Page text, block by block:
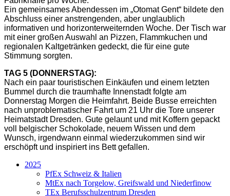
Ein gemeinsames Abendessen im „Otomat Gent“ bildete den
Abschluss einer anstrengenden, aber unglaublich
informativen und horizonterweiternden Woche. Der Tisch war
mit einer großen Auswahl an Pizzen, Flammkuchen und
regionalen Kaltgetränken gedeckt, die für eine gute
Stimmung sorgten.
TAG 5 (DONNERSTAG):
Nach ein paar touristischen Einkäufen und einem letzten
Bummel durch die traumhafte Innenstadt folgte am
Donnerstag Morgen die Heimfahrt. Beide Busse erreichten
nach unproblematischer Fahrt um 21 Uhr die Tore unserer
Heimatstadt Dresden. Gute gelaunt und mit Koffern gepackt
voll belgischer Schokolade, neuem Wissen und dem
Wunsch, irgendwann einmal wiederzukommen sind wir
erschöpft und inspiriert ins Bett gefallen.
2025
PfEx Schweiz & Italien
MtEx nach Torgelow, Greifswald und Niederfinow
TEx Berufsschulzentrum Dresden